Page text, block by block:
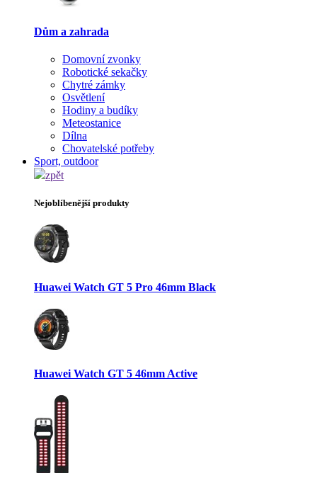
Dům a zahrada
Domovní zvonky
Robotické sekačky
Chytré zámky
Osvětlení
Hodiny a budíky
Meteostanice
Dílna
Chovatelské potřeby
Sport, outdoor
zpět
Nejoblíbenější produkty
Huawei Watch GT 5 Pro 46mm Black
Huawei Watch GT 5 46mm Active